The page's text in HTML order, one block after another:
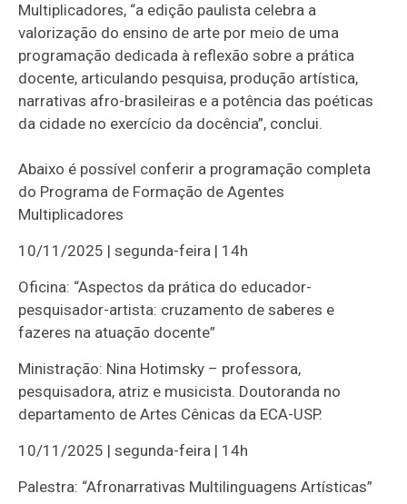
Multiplicadores, “a edição paulista celebra a
valorização do ensino de arte por meio de uma
programação dedicada à reflexão sobre a prática
docente, articulando pesquisa, produção artística,
narrativas afro-brasileiras e a potência das poéticas
da cidade no exercício da docência”, conclui.
Abaixo é possível conferir a programação completa
do Programa de Formação de Agentes
Multiplicadores
10/11/2025 | segunda-feira | 14h
Oficina: “Aspectos da prática do educador-
pesquisador-artista: cruzamento de saberes e
fazeres na atuação docente”
Ministração: Nina Hotimsky – professora,
pesquisadora, atriz e musicista. Doutoranda no
departamento de Artes Cênicas da ECA-USP.
10/11/2025 | segunda-feira | 14h
Palestra: “Afronarrativas Multilinguagens Artísticas”